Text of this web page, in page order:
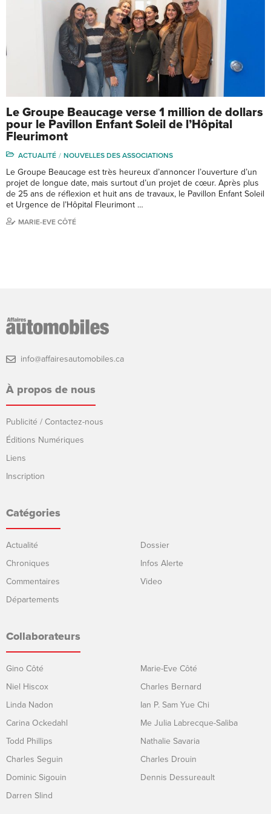
Le Groupe Beaucage verse 1 million de dollars
pour le Pavillon Enfant Soleil de l’Hôpital
Fleurimont
ACTUALITÉ NOUVELLES DES ASSOCIATIONS
Le Groupe Beaucage est très heureux d’annoncer l’ouverture d’un
projet de longue date, mais surtout d’un projet de cœur. Après plus
de 25 ans de réflexion et huit ans de travaux, le Pavillon Enfant Soleil
et Urgence de l’Hôpital Fleurimont …
MARIE-EVE CÔTÉ
info@affairesautomobiles.ca
À propos de nous
Publicité / Contactez-nous
Éditions Numériques
Liens
Inscription
Catégories
Actualité
Chroniques
Commentaires
Départements
Dossier
Infos Alerte
Video
Collaborateurs
Gino Côté
Niel Hiscox
Linda Nadon
Carina Ockedahl
Todd Phillips
Charles Seguin
Dominic Sigouin
Darren Slind
Marie-Eve Côté
Charles Bernard
Ian P. Sam Yue Chi
Me Julia Labrecque-Saliba
Nathalie Savaria
Charles Drouin
Dennis Dessureault